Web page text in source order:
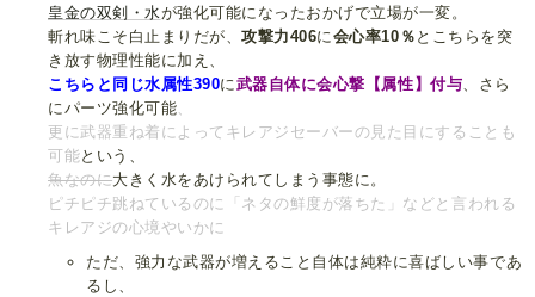
皇金の双剣・水が強化可能になったおかげで立場が一変。
斬れ味こそ白止まりだが、攻撃力406に会心率10％ とこちらを突
き放す物理性能に加え、
こちらと同じ水属性390に武器自体に会心撃【属性】付与、さら
にパーツ強化可能、
更に武器重ね着によってキレアジセーバーの見た目にすることも
可能という、
魚なのに大きく水をあけられてしまう事態に。
ピチピチ跳ねているのに「ネタの鮮度が落ちた」などと言われる
キレアジの心境やいかに
ただ、強力な武器が増えること自体は純粋に喜ばしい事であ
るし、